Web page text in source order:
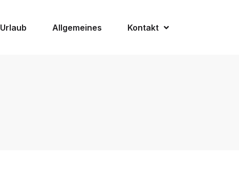
Urlaub Allgemeines Kontakt